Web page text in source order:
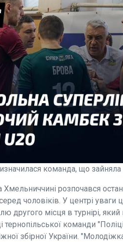
команда, що зайняла
Хмельниччині розпочався
чоловіків. У центрі
другого місця в турнірі,
команди
збірної України.